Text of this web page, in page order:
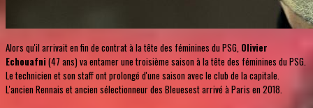
Alors qu'il arrivait en fin de contrat à la tête des féminines du PSG, Olivier
Echouafni (47 ans) va entamer une troisième saison à la tête des féminines du PSG.
Le technicien et son staff ont prolongé d'une saison avec le club de la capitale.
L'ancien Rennais et ancien sélectionneur des Bleuesest arrivé à Paris en 2018.